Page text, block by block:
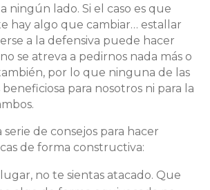
ningún lado. Si el caso es que
hay algo que cambiar… estallar
a la defensiva puede hacer
se atreva a pedirnos nada más o
por lo que ninguna de las
beneficiosa para nosotros ni para la
de consejos para hacer
de forma constructiva:
no te sientas atacado. Que